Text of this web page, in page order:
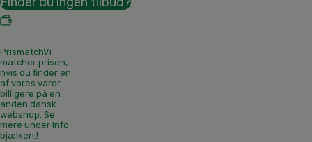
PrismatchVi
matcher prisen,
hvis du finder en
af vores varer
billigere på en
anden dansk
webshop. Se
mere under Info-
bjælken.!